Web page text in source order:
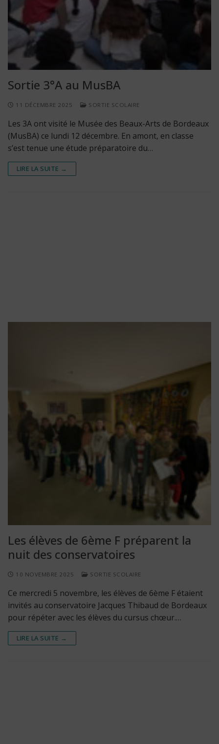
Sortie 3°A au MusBA
11 DÉCEMBRE 2025 SORTIE SCOLAIRE
Les 3A ont visité le Musée des Beaux-Arts de Bordeaux
(MusBA) ce lundi 12 décembre. En amont, en classe
s’est tenue une étude préparatoire du…
LIRE LA SUITE →
Les élèves de 6ème F préparent la
nuit des conservatoires
10 NOVEMBRE 2025 SORTIE SCOLAIRE
Ce mercredi 5 novembre, les élèves de 6ème F étaient
invités au conservatoire Jacques Thibaud de Bordeaux
pour répéter avec les élèves du cursus chœur.…
LIRE LA SUITE →